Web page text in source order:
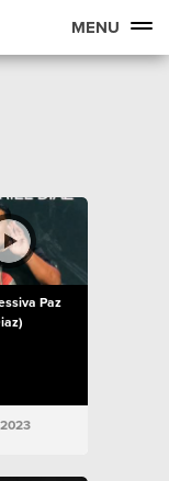
MENU
Paz